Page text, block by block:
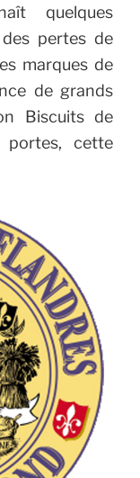
quelques
pertes de
marques de
de grands
Biscuits de
portes, cette